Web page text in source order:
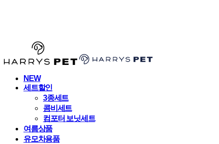
NEW
세트할인
3종세트
콤비세트
컴포터 보닛세트
여름상품
유모차용품